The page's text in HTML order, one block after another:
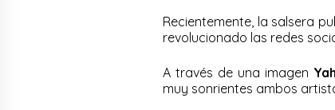
Recientemente, la salsera
revolucionado las redes
A través de una imagen
muy sonrientes ambos